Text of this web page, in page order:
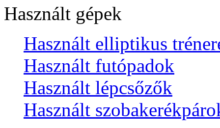
Használt gépek
Használt elliptikus
Használt futópadok
Használt lépcsőzők
Használt